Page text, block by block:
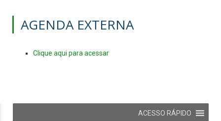
AGENDA EXTERNA
Clique aqui para acessar
ACESSO RÁPIDO